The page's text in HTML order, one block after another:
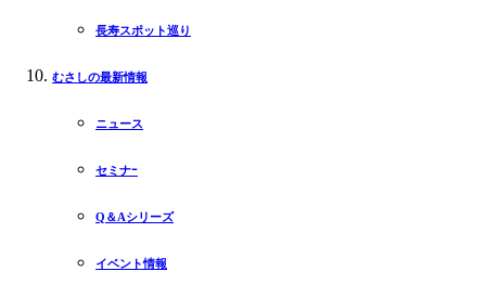
長寿スポット巡り
むさしの最新情報
ニュース
セミナｰ
Q＆Aシリーズ
イベント情報